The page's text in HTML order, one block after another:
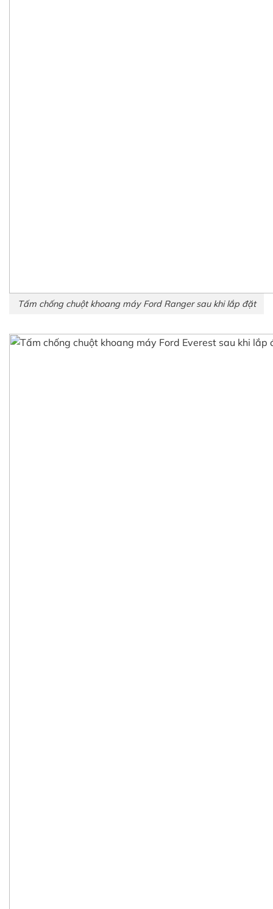
Tấm chống chuột khoang máy Ford Ranger sau khi lắp đặt